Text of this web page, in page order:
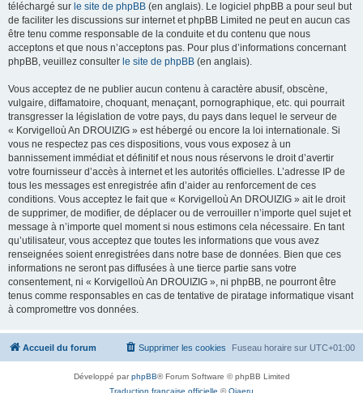
téléchargé sur le site de phpBB (en anglais). Le logiciel phpBB a pour seul but
de faciliter les discussions sur internet et phpBB Limited ne peut en aucun cas
être tenu comme responsable de la conduite et du contenu que nous
acceptons et que nous n’acceptons pas. Pour plus d’informations concernant
phpBB, veuillez consulter le site de phpBB (en anglais).
Vous acceptez de ne publier aucun contenu à caractère abusif, obscène,
vulgaire, diffamatoire, choquant, menaçant, pornographique, etc. qui pourrait
transgresser la législation de votre pays, du pays dans lequel le serveur de
« Korvigelloù An DROUIZIG » est hébergé ou encore la loi internationale. Si
vous ne respectez pas ces dispositions, vous vous exposez à un
bannissement immédiat et définitif et nous nous réservons le droit d’avertir
votre fournisseur d’accès à internet et les autorités officielles. L’adresse IP de
tous les messages est enregistrée afin d’aider au renforcement de ces
conditions. Vous acceptez le fait que « Korvigelloù An DROUIZIG » ait le droit
de supprimer, de modifier, de déplacer ou de verrouiller n’importe quel sujet et
message à n’importe quel moment si nous estimons cela nécessaire. En tant
qu’utilisateur, vous acceptez que toutes les informations que vous avez
renseignées soient enregistrées dans notre base de données. Bien que ces
informations ne seront pas diffusées à une tierce partie sans votre
consentement, ni « Korvigelloù An DROUIZIG », ni phpBB, ne pourront être
tenus comme responsables en cas de tentative de piratage informatique visant
à compromettre vos données.
Accueil du forum Fuseau horaire sur UTC+01:00
Supprimer les cookies
Développé parphpBB® Forum Software © phpBB Limited
Traduction française officielle ©Qiaeru